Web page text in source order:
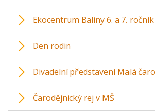
Ekocentrum Baliny 6. a 7. ročník
Den rodin
Divadelní představení Malá
Čarodějnický rej v MŠ